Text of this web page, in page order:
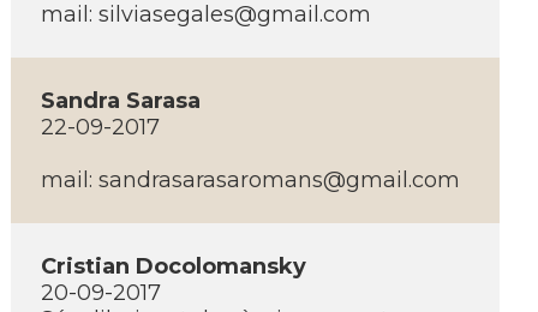
mail: silviasegales@gmail.com
Sandra Sarasa
22-09-2017
mail: sandrasarasaromans@gmail.com
Cristian Docolomansky
20-09-2017